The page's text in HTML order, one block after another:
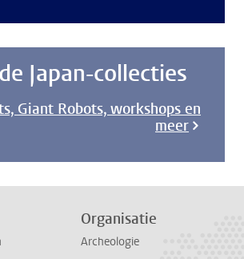
Japan-collecties
Giant Robots, workshops en
meer
Organisatie
Archeologie